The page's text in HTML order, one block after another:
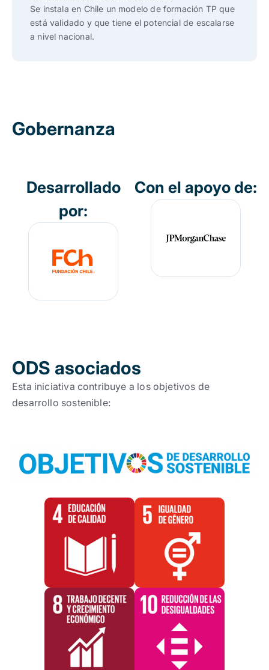
Se instala en Chile un modelo de formación TP que
está validado y que tiene el potencial de escalarse
a nivel nacional.
Gobernanza
Desarrollado
por:
Con el apoyo de:
ODS asociados
Esta iniciativa contribuye a los objetivos de
desarrollo sostenible: